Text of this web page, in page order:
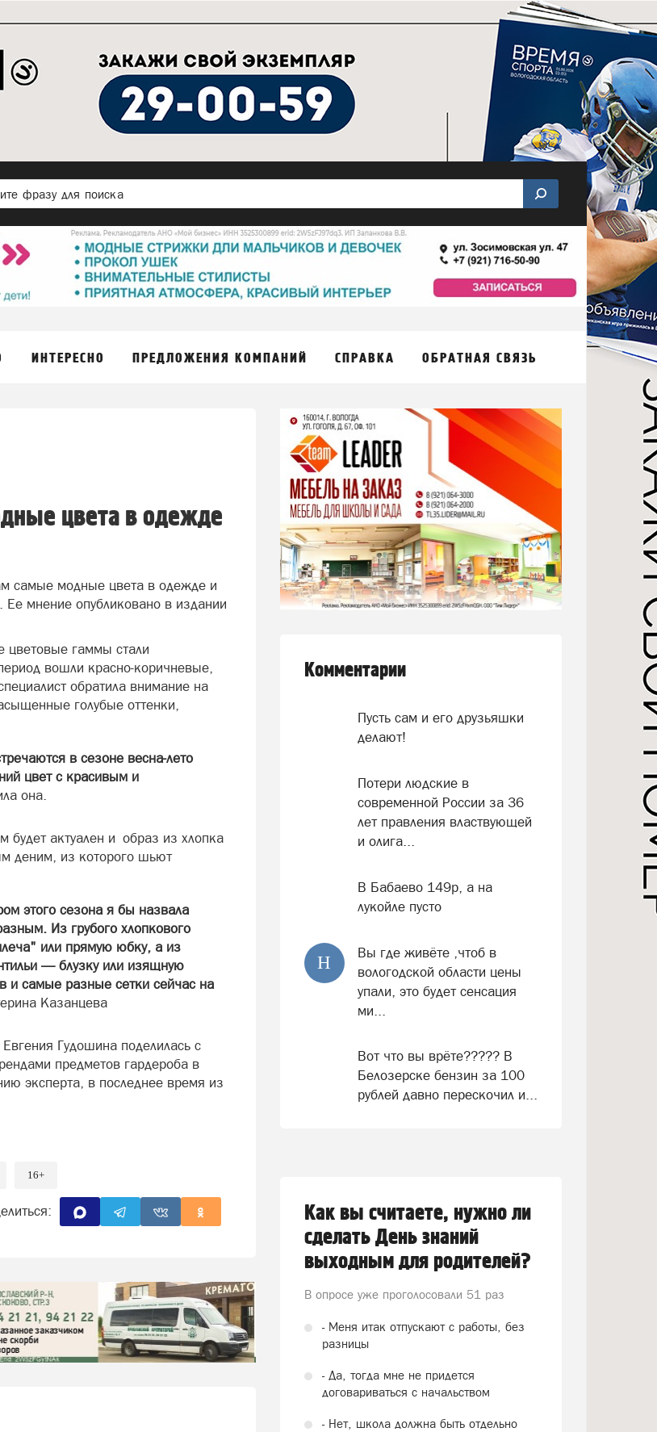
ИНТЕРЕСНО ПРЕДЛОЖЕНИЯ КОМПАНИЙ СПРАВКА ОБРАТНАЯ СВЯЗЬ
цвета в одежде
самые модные цвета в одежде и
Ее мнение опубликовано в издании
цветовые гаммы стали
вошли красно-коричневые,
обратила внимание на
голубые оттенки,
в сезоне весна-лето
цвет с красивым и
она.
будет актуален и образ из хлопка
деним, из которого шьют
этого сезона я бы назвала
Из грубого хлопкового
или прямую юбку, а из
— блузку или изящную
и самые разные сетки сейчас на
Казанцева
Гудошина поделилась с
предметов гардероба в
эксперта, в последнее время из
16+
Комментарии
Пусть сам и его друзьяшки
делают!
Потери людские в
современной России за 36
лет правления властвующей
и олига...
В Бабаево 149р, а на
лукойле пусто
Н
Вы где живёте ,чтоб в
вологодской области цены
упали, это будет сенсация
ми...
Вот что вы врёте????? В
Белозерске бензин за 100
рублей давно перескочил и...
Как вы считаете, нужно ли
сделать День знаний
выходным для родителей?
В опросе уже проголосовали 51 раз
- Меня итак отпускают с работы, без
разницы
- Да, тогда мне не придется
договариваться с начальством
- Нет, школа должна быть отдельно